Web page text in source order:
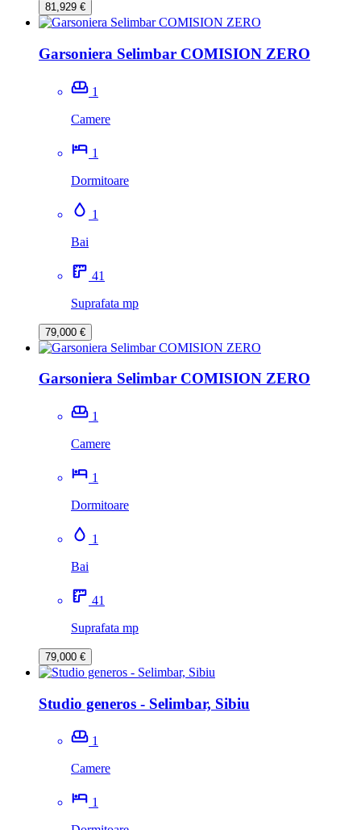
81,929 €
Garsoniera Selimbar COMISION ZERO
1
Camere
1
Dormitoare
1
Bai
41
Suprafata mp
79,000 €
Garsoniera Selimbar COMISION ZERO
1
Camere
1
Dormitoare
1
Bai
41
Suprafata mp
79,000 €
Studio generos - Selimbar, Sibiu
1
Camere
1